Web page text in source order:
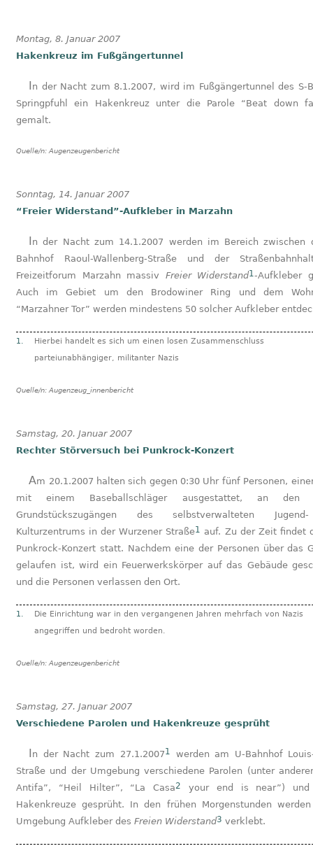
Montag, 8. Januar 2007
Hakenkreuz im Fußgängertunnel
Springpfuhl ein Hakenkreuz unter die Parole “Beat down
gemalt.
Quelle/n: Augenzeugenbericht
Sonntag, 14. Januar 2007
“Freier Widerstand”-Aufkleber in Marzahn
Bahnhof Raoul-Wallenberg-Straße und der
Freizeitforum Marzahn massiv Freier Widerstand1-Aufkleber
Auch im Gebiet um den Brodowiner Ring und dem
“Marzahner Tor” werden mindestens 50 solcher Aufkleber
1.
Hierbei handelt es sich um einen losen Zusammenschluss
parteiunabhängiger, militanter Nazis
Quelle/n: Augenzeug_innenbericht
Samstag, 20. Januar 2007
Rechter Störversuch bei Punkrock-Konzert
Am 20.1.2007 halten sich gegen ​0:30 Uhr fünf Personen, einer davon
mit einem Baseballschläger ausgestattet, an den
Grundstückszugängen des selbstverwalteten
Kulturzentrums in der Wurzener Straße1 auf. Zu der Zeit findet
Punkrock-Konzert statt. Nachdem eine der Personen über das
gelaufen ist, wird ein Feuerwerkskörper auf das Gebäude
und die Personen verlassen den Ort.
1.
Die Einrichtung war in den vergangenen Jahren mehrfach von Nazis
angegriffen und bedroht worden.
Quelle/n: Augenzeugenbericht
Samstag, 27. Januar 2007
Verschiedene Parolen und Hakenkreuze gesprüht
In der Nacht zum 27.1.20071
werden am U-Bahnhof
Straße und der Umgebung verschiedene Parolen (unter
Antifa”, “Heil Hilter”, “La Casa2
your end is near”) und
Hakenkreuze gesprüht. In den frühen Morgenstunden
Umgebung Aufkleber des Freien Widerstand3 verklebt.